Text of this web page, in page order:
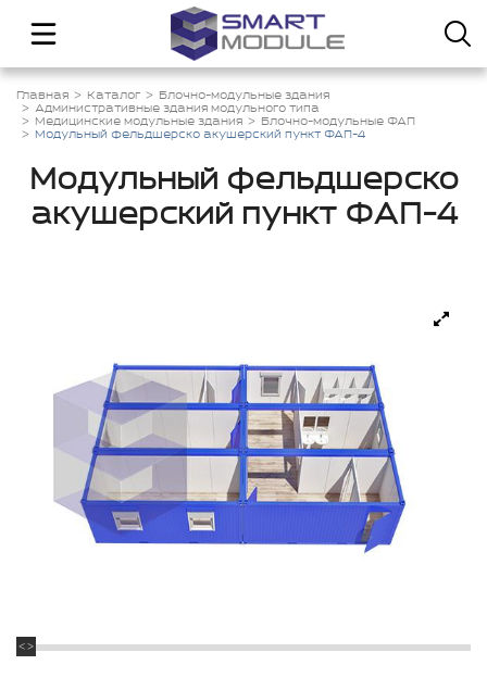
Главная Каталог
Блочно-модульные здания
Административные здания модульного типа
Медицинские модульные здания
Блочно-модульные ФАП
Модульный фельдшерско акушерский пункт ФАП-4
Модульный фельдшерско
акушерский пункт ФАП-4